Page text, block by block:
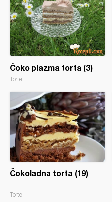
Čoko plazma torta (3)
Torte
Čokoladna torta (19)
Torte